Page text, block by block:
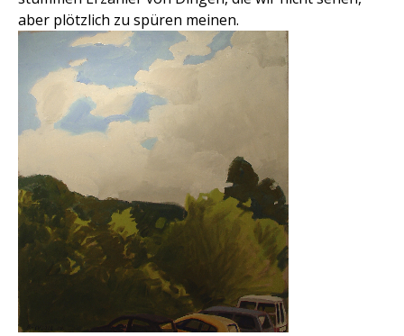
aber plötzlich zu spüren meinen.